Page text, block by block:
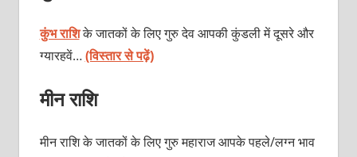
कुंभ राशिके जातकों के लिए गुरु देव आपकी कुंडली में दूसरे और
ग्यारहवें…(विस्तार से पढ़ें)
मीन राशि
मीन राशि के जातकों के लिए गुरु महाराज आपके पहले/लग्न भाव